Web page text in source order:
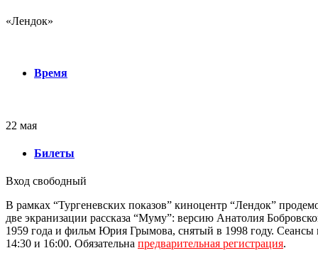
«Лендок»
Время
22 мая
Билеты
Вход свободный
В рамках “Тургеневских показов” киноцентр “Лендок”
две экранизации рассказа “Муму”: версию Анатолия
1959 года и фильм Юрия Грымова, снятый в 1998 году. Сеансы
14:30 и 16:00. Обязательна предварительная регистрация.